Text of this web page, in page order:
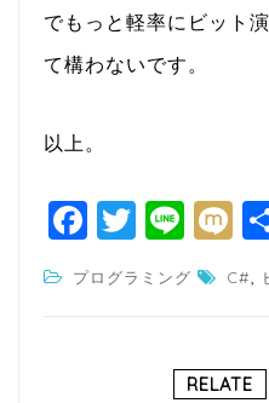
でもっと軽率にビット
て構わないです。
以上。
F
a
c
T
itt
Li
n
e
M
プログラミング C#,
RELATE